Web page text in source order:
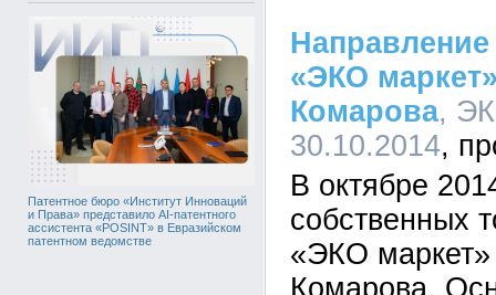
Патентное бюро «Институт Инноваций
и Права» представило AI-патентного
ассистента «POSINT» в Евразийском
патентном ведомстве
«ЭКО
Комарова,
30.10.2014
В октябре
собственных
«ЭКО маркет»
Комарова.